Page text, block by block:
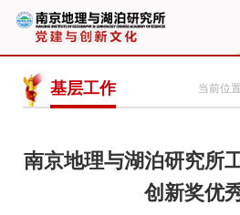
基层工作 当前位
南京地理与湖泊研究所
创新奖优